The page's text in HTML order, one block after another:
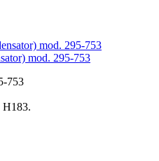
mod. 295-753
753
H183.